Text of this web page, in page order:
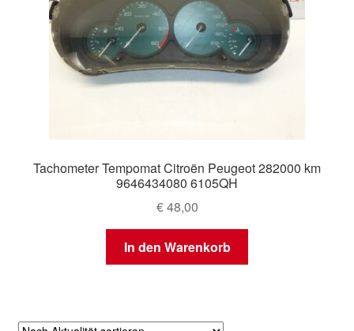
Tachometer Tempomat Citroën Peugeot 282000 km
9646434080 6105QH
€48,00
In den Warenkorb